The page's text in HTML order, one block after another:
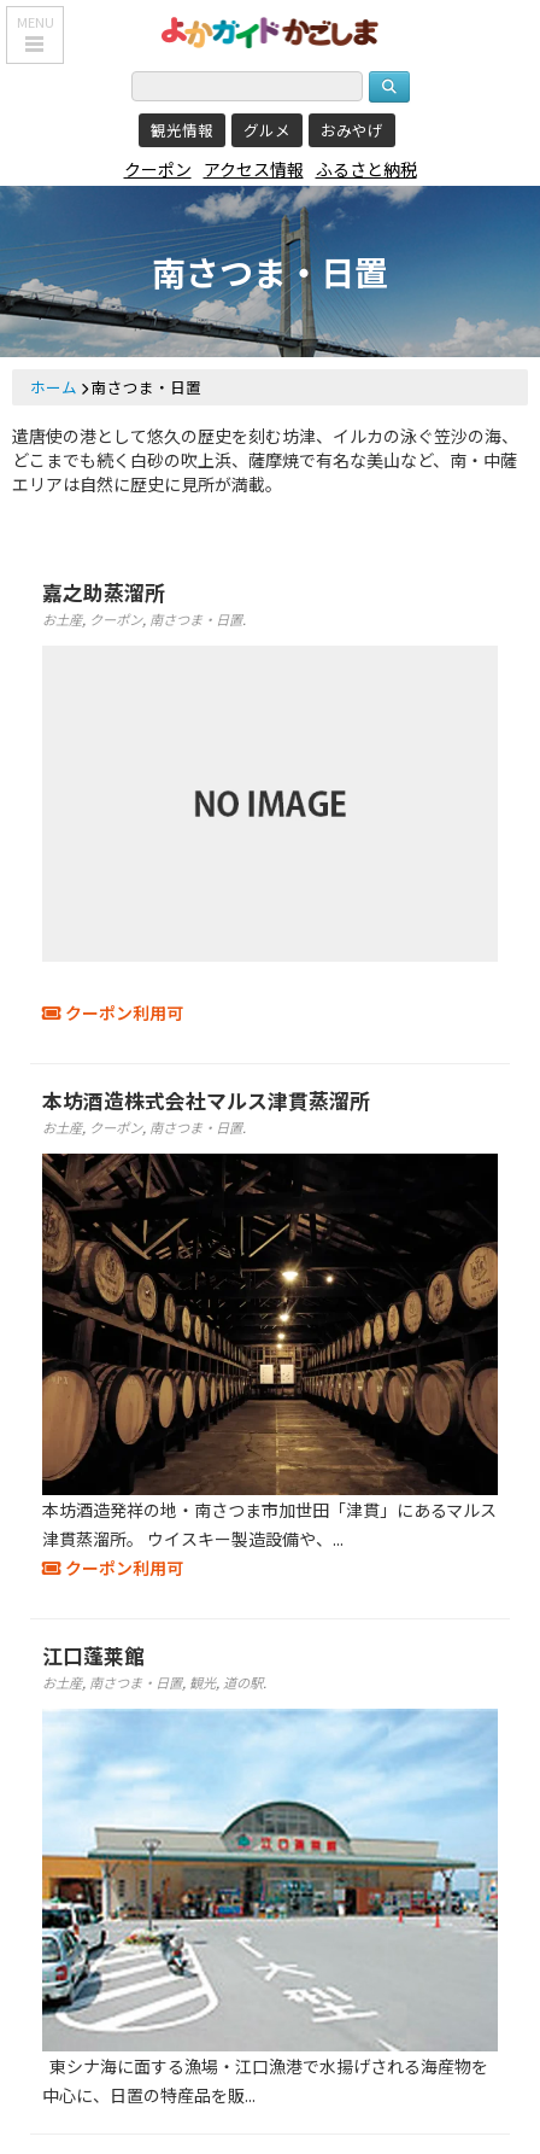
MENU
鹿児島基本情報
エリア紹介
観光スポット
食べる・飲む
おみやげを買う
泊まる
温泉
レジャー&
リラクゼーション
初めてご利用の方
観光情報 グルメ おみやげ
クーポン アクセス情報 ふるさと納税
南さつま・日置
ホーム 南さつま・日置
遣唐使の港として悠久の歴史を刻む坊津、イルカの泳ぐ笠沙の海、
どこまでも続く白砂の吹上浜、薩摩焼で有名な美山など、南・中薩
エリアは自然に歴史に見所が満載。
嘉之助蒸溜所
お土産, クーポン, 南さつま・日置.
クーポン利用可
本坊酒造株式会社マルス津貫蒸溜所
お土産, クーポン, 南さつま・日置.
本坊酒造発祥の地・南さつま市加世田「津貫」にあるマルス
津貫蒸溜所。 ウイスキー製造設備や、...
クーポン利用可
江口蓬莱館
お土産, 南さつま・日置, 観光, 道の駅.
東シナ海に面する漁場・江口漁港で水揚げされる海産物を
中心に、日置の特産品を販...